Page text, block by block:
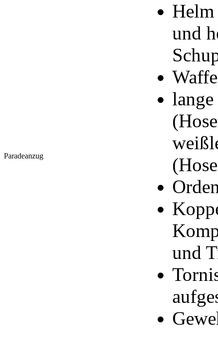
Paradeanzug
und
und